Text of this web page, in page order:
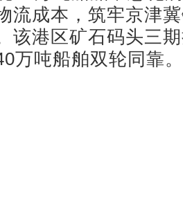
流成本，筑牢京津
该港区矿石码头三
万吨船舶双轮同靠